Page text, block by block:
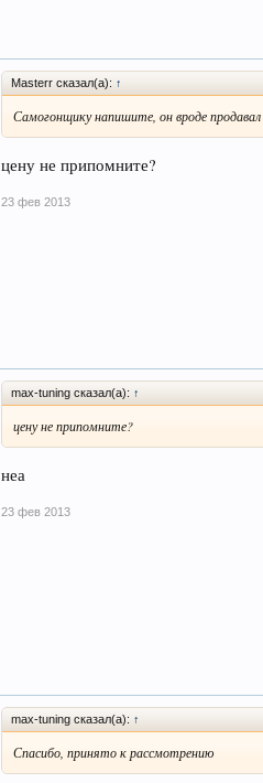
Masterr сказал(а): ↑
Самогонщику напишите, он вроде продавал
цену не припомните?
23 фев 2013
max-tuning сказал(а): ↑
цену не припомните?
неа
23 фев 2013
max-tuning сказал(а): ↑
Спасибо, принято к рассмотрению